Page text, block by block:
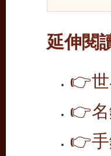
延伸閱
👉
👉
👉